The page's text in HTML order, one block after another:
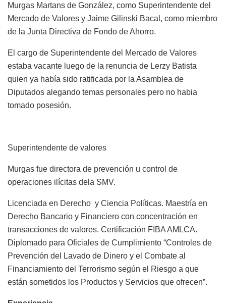
Murgas Martans de González, como Superintendente del
Mercado de Valores y Jaime Gilinski Bacal, como miembro
de la Junta Directiva de Fondo de Ahorro.
El cargo de Superintendente del Mercado de Valores
estaba vacante luego de la renuncia de Lerzy Batista
quien ya había sido ratificada por la Asamblea de
Diputados alegando temas personales pero no habia
tomado posesión.
Superintendente de valores
Murgas fue directora de prevención u control de
operaciones ilícitas dela SMV.
Licenciada en Derecho y Ciencia Políticas. Maestría en
Derecho Bancario y Financiero con concentración en
transacciones de valores. Certificación FIBA AMLCA.
Diplomado para Oficiales de Cumplimiento “Controles de
Prevención del Lavado de Dinero y el Combate al
Financiamiento del Terrorismo según el Riesgo a que
están sometidos los Productos y Servicios que ofrecen”.